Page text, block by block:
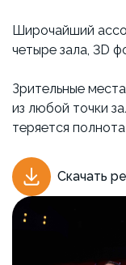
Широчайший
четыре зала, 3D
Зрительные
из любой точки
теряется полнота
Скачать